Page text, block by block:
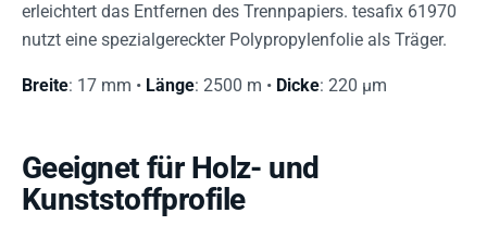
erleichtert das Entfernen des Trennpapiers. tesafix 61970
nutzt eine spezialgereckter Polypropylenfolie als Träger.
Breite: 17 mm • Länge: 2500 m • Dicke: 220 µm
Geeignet für Holz- und
Kunststoffprofile